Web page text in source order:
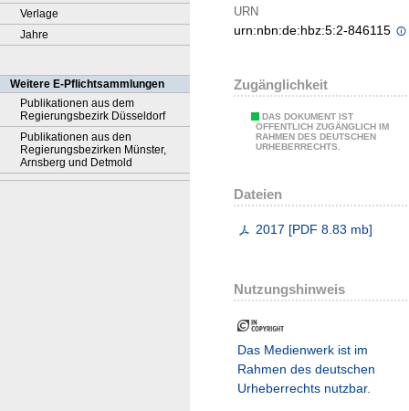
Verlage
Jahre
Weitere E-Pflichtsammlungen
Publikationen aus dem
Regierungsbezirk Düsseldorf
Publikationen aus den
Regierungsbezirken Münster,
Arnsberg und Detmold
URN
urn:nbn:de:hbz:5:2-846115
Zugänglichkeit
DAS DOKUMENT IST
ÖFFENTLICH ZUGÄNGLICH IM
RAHMEN DES DEUTSCHEN
URHEBERRECHTS.
Dateien
2017 [PDF 8.83 mb]
Nutzungshinweis
Das Medienwerk ist im
Rahmen des deutschen
Urheberrechts nutzbar.